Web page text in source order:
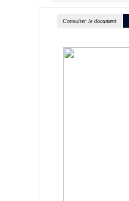
Consulter le document